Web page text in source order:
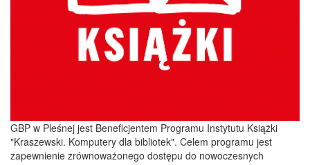
GBP w Pleśnej jest Beneficjentem Programu Instytutu Książki
"Kraszewski. Komputery dla bibliotek". Celem programu jest
zapewnienie zrównoważonego dostępu do nowoczesnych